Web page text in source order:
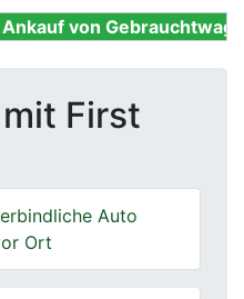
von
First
Auto
Ort